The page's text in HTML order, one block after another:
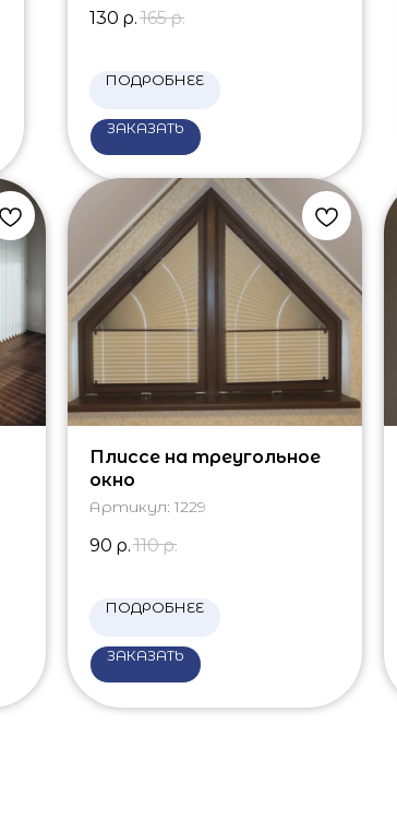
130 р. 165 р.
ПОДРОБНЕЕ
ЗАКАЗАТЬ
Плиссе на треугольное
окно
Артикул: 1229
90 р. 110 р.
ПОДРОБНЕЕ
ЗАКАЗАТЬ